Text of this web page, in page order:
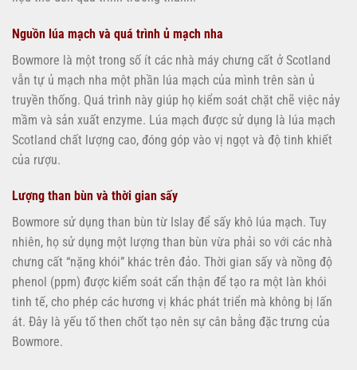
Nguồn lúa mạch và quá trình ủ mạch nha
Bowmore là một trong số ít các nhà máy chưng cất ở Scotland
vẫn tự ủ mạch nha một phần lúa mạch của mình trên sàn ủ
truyền thống. Quá trình này giúp họ kiểm soát chặt chẽ việc nảy
mầm và sản xuất enzyme. Lúa mạch được sử dụng là lúa mạch
Scotland chất lượng cao, đóng góp vào vị ngọt và độ tinh khiết
của rượu.
Lượng than bùn và thời gian sấy
Bowmore sử dụng than bùn từ Islay để sấy khô lúa mạch. Tuy
nhiên, họ sử dụng một lượng than bùn vừa phải so với các nhà
chưng cất “nặng khói” khác trên đảo. Thời gian sấy và nồng độ
phenol (ppm) được kiểm soát cẩn thận để tạo ra một làn khói
tinh tế, cho phép các hương vị khác phát triển mà không bị lấn
át. Đây là yếu tố then chốt tạo nên sự cân bằng đặc trưng của
Bowmore.